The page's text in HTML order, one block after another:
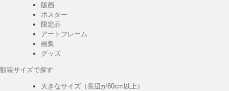
版画
ポスター
限定品
アートフレーム
画集
グッズ
額装サイズで探す
大きなサイズ（長辺が80cm以上）